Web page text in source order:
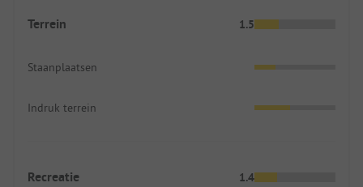
Terrein 1.5
Staanplaatsen
Indruk terrein
Recreatie 1.4